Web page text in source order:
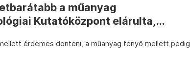
a műanyag
Kutatóközpont elárulta,...
érdemes dönteni, a műanyag fenyő mellett pedig